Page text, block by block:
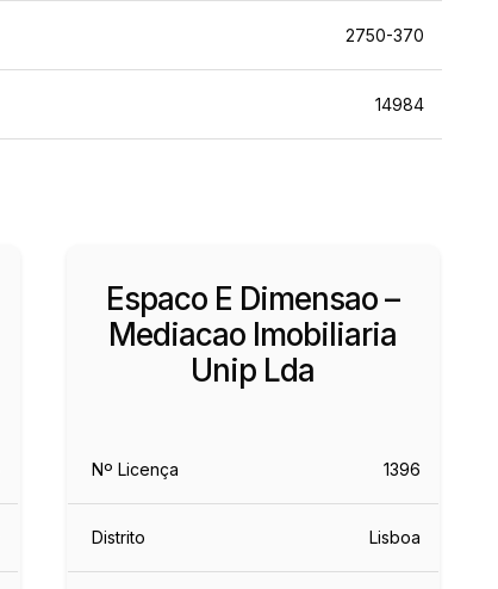
2750-370
14984
Espaco E Dimensao –
Mediacao Imobiliaria
Unip Lda
Nº Licença 1396
Distrito Lisboa